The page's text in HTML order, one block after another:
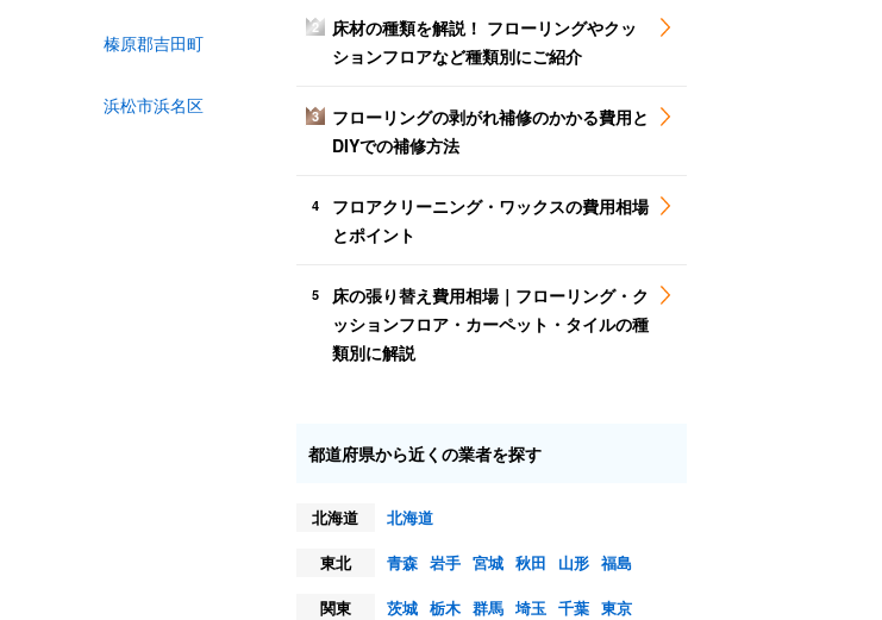
榛原郡吉田町
浜松市浜名区
2
床材の種類を解説！ フローリングやクッ
ションフロアなど種類別にご紹介
3
フローリングの剥がれ補修のかかる費用と
DIYでの補修方法
4
フロアクリーニング・ワックスの費用相場
とポイント
5
床の張り替え費用相場｜フローリング・ク
ッションフロア・カーペット・タイルの種
類別に解説
都道府県から近くの業者を探す
北海道
北海道
東北
青森 岩手 宮城 秋田 山形 福島
関東
茨城 栃木 群馬 埼玉 千葉 東京